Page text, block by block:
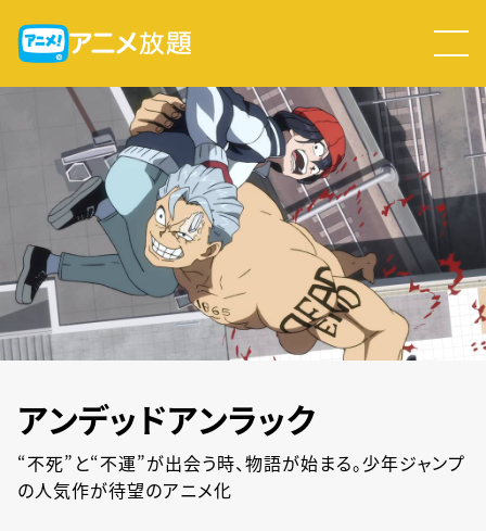
アンデッドアンラック
“不死”と“不運”が出会う時、物語が始まる。少年ジャンプ
の人気作が待望のアニメ化